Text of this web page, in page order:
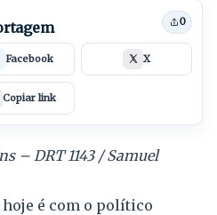
0
Facebook X
Copiar link
– DRT 1143 / Samuel
hoje é com o político